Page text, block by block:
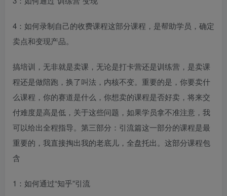
4：如何录制自己的收费课程这部分课程，是帮助学员，确定
卖点和变现产品。
搞培训，无非就是卖课，无论是打卡营还是训练营，是卖课
程还是做陪跑，换了叫法，内核不变。重要的是，你要卖什
么课程，你的赛道是什么，你想卖的课程是否好卖，将来交
付难度是高是低，关于这些问题，如果学员拿不准注意，我
可以给出全程指导。第三部分：引流篇这一部分的课程是最
重要的，我直接掏出我的老底儿，全盘托出。这部分课程包
含
1：如何通过“知乎”引流